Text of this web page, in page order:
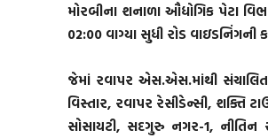
મોરબીના શનાળા ઔદ્યોગિક પેટા
02:00 વાગ્યા સુધી રોડ
જેમાં રવાપર એસ.એસ.માંથી
વિસ્તાર, રવાપર રેસીડેન્સી, શક્તિ
સોસાયટી, સદગુરુ નગર-1, નીતિન